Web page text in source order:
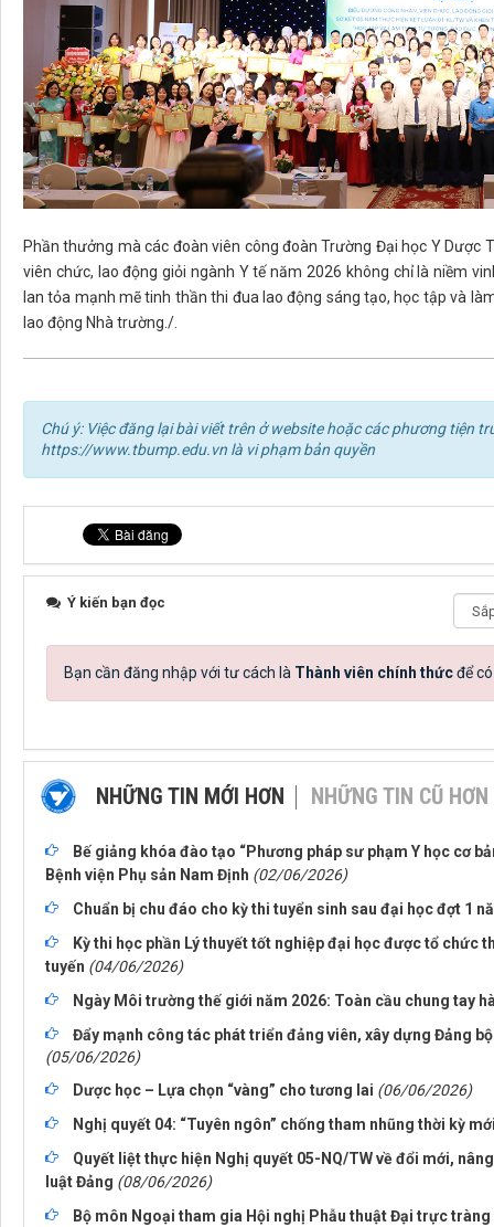
Phần thưởng mà các đoàn viên công đoàn Trường Đại học Y Dược
viên chức, lao động giỏi ngành Y tế năm 2026 không chỉ là niềm
lan tỏa mạnh mẽ tinh thần thi đua lao động sáng tạo, học tập và
lao động Nhà trường./.
Chú ý: Việc đăng lại bài viết trên ở website hoặc các phương tiện
https://www.tbump.edu.vn là vi phạm bản quyền
Ý kiến bạn đọc
Bạn cần đăng nhập với tư cách là Thành viên chính thứcđể
NHỮNG TIN MỚI HƠN NHỮNG TIN CŨ HƠN
Bế giảng khóa đào tạo “Phương pháp sư phạm Y học cơ
Bệnh viện Phụ sản Nam Định (02/06/2026)
Chuẩn bị chu đáo cho kỳ thi tuyển sinh sau đại học đợt 1
Kỳ thi học phần Lý thuyết tốt nghiệp đại học được tổ
tuyến (04/06/2026)
Ngày Môi trường thế giới năm 2026: Toàn cầu chung tay
Đẩy mạnh công tác phát triển đảng viên, xây dựng Đảng
(05/06/2026)
Dược học – Lựa chọn “vàng” cho tương lai (06/06/2026)
Nghị quyết 04: “Tuyên ngôn” chống tham nhũng thời kỳ
Quyết liệt thực hiện Nghị quyết 05-NQ/TW về đổi mới,
luật Đảng (08/06/2026)
Bộ môn Ngoại tham gia Hội nghị Phẫu thuật Đại trực tràng